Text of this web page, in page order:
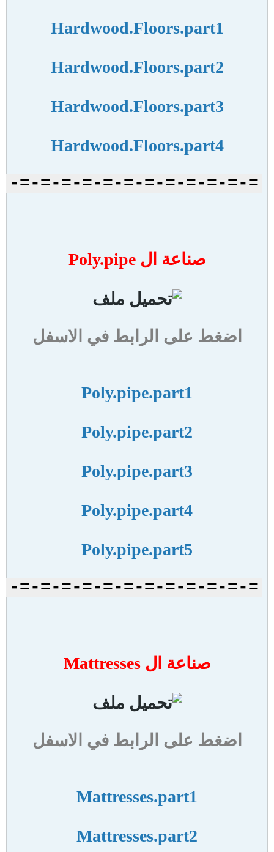
Hardwood.Floors.part1
Hardwood.Floors.part2
Hardwood.Floors.part3
Hardwood.Floors.part4
=-=-=-=-=-=-=-=-=-=-=-=-
صناعة ال Poly.pipe
اضغط على الرابط في الاسفل
Poly.pipe.part1
Poly.pipe.part2
Poly.pipe.part3
Poly.pipe.part4
Poly.pipe.part5
=-=-=-=-=-=-=-=-=-=-=-=-
صناعة ال Mattresses
اضغط على الرابط في الاسفل
Mattresses.part1
Mattresses.part2